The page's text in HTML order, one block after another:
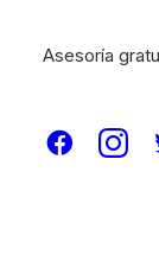
Asesoría
como
diseño,